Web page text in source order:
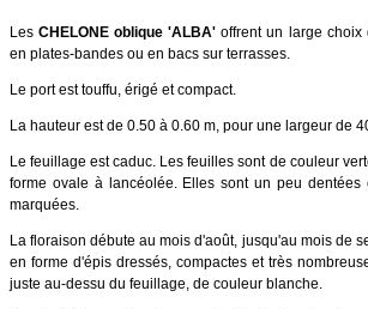
Les CHELONE oblique 'ALBA'offrent un large choix
en plates-bandes ou en bacs sur terrasses.
Le port est touffu, érigé et compact.
La hauteur est de 0.50 à 0.60 m, pour une largeur de
Le feuillage est caduc. Les feuilles sont de couleur
forme ovale à lancéolée. Elles sont un peu dentées
marquées.
La floraison débute au mois d'août, jusqu'au mois de
en forme d'épis dressés, compactes et très
juste au-dessu du feuillage, de couleur blanche.